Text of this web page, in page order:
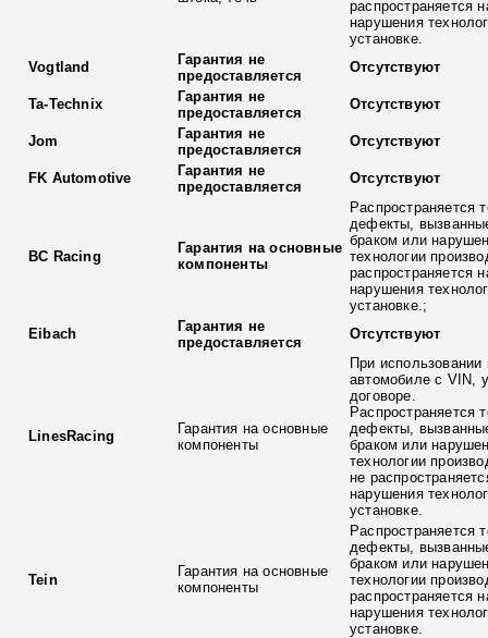
распространяется
нарушения
установке.
Vogtland
Гарантия не
предоставляется
Отсутствуют
Ta-Technix
Гарантия не
предоставляется
Отсутствуют
Jom
Гарантия не
предоставляется
Отсутствуют
FK Automotive
Гарантия не
предоставляется
Отсутствуют
BC Racing
Гарантия на основные
компоненты
Распространяется
дефекты,
браком или
технологии
распространяется
нарушения
установке.;
Eibach
Гарантия не
предоставляется
Отсутствуют
LinesRacing
Гарантия на основные
компоненты
При использовании
автомобиле с VIN,
договоре.
Распространяется
дефекты,
браком или
технологии
не
нарушения
установке.
Tein
Гарантия на основные
компоненты
Распространяется
дефекты,
браком или
технологии
распространяется
нарушения
установке.